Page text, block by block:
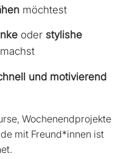
möchtest
oder stylishe
und motivierend
Wochenendprojekte
mit Freund*innen ist